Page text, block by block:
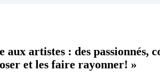
artistes : des passionnés,
et les faire rayonner! »